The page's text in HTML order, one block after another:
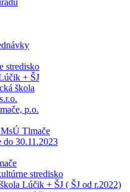
stredisko
+ ŠJ
škola
p.o.
Tlmače
do 30.11.2023
stredisko
Lúčik + ŠJ ( ŠJ od r.2022)